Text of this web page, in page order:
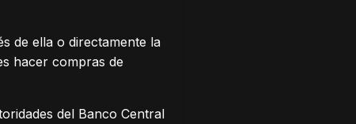
de ella o directamente la
hacer compras de
del Banco Central